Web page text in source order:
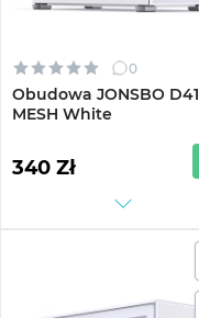
0
Obudowa JONSBO D41
MESH White
340 Zł